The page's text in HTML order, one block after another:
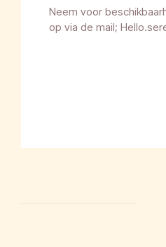
Neem voor
op via de mail;